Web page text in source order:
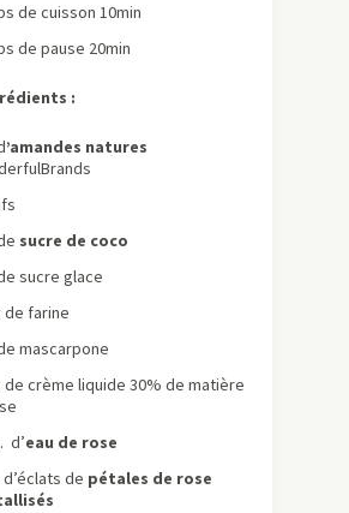
de cuisson 10min
de pause 20min
:
’amandes natures
sucre de coco
sucre glace
de farine
mascarpone
de crème liquide 30% de matière
d’eau de rose
d’éclats de pétales de rose